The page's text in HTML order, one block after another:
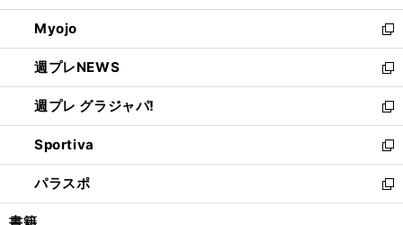
開
く
ウ
で
開
く
ン
ド
ウ
で
開
く
ウ
ィ
ン
ド
ウ
で
開
く
Myojo
新
し
い
ウ
ィ
ン
ド
ウ
で
開
週プレNEWS
新
し
い
ウ
ィ
ン
ド
ウ
週プレ グラジャパ!
新
し
い
ウ
ィ
ン
Sportiva
新
し
い
ウ
パラスポ
新
し